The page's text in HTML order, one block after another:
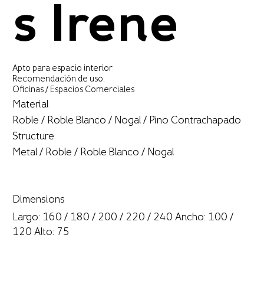
s Irene
Apto para espacio interior
Recomendación de uso:
Oficinas / Espacios Comerciales
Material
Roble / Roble Blanco / Nogal / Pino Contrachapado
Structure
Metal / Roble / Roble Blanco / Nogal
Dimensions
Largo: 160 / 180 / 200 / 220 / 240 Ancho: 100 /
120 Alto: 75